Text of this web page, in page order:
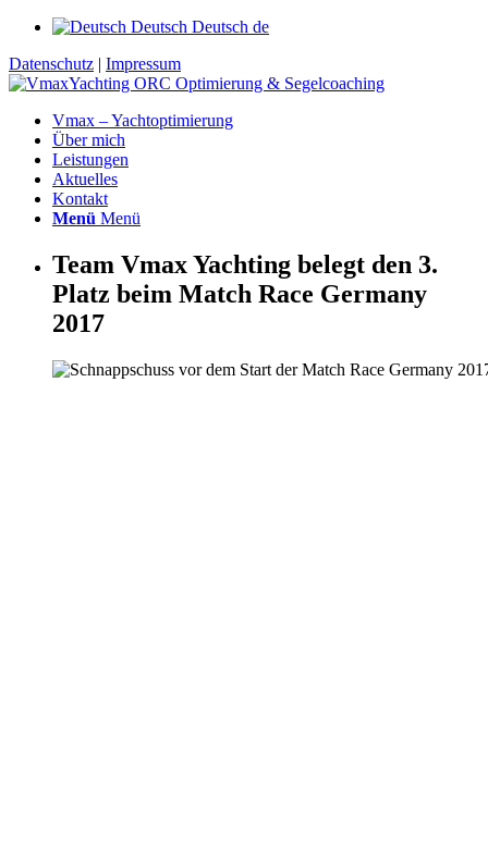
Deutsch Deutsch de
Datenschutz | Impressum
Vmax – Yachtoptimierung
Über mich
Leistungen
Aktuelles
Kontakt
Menü Menü
Team Vmax Yachting belegt den 3.
Platz beim Match Race Germany
2017